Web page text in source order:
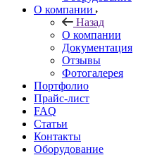
О компании
Назад
О компании
Документация
Отзывы
Фотогалерея
Портфолио
Прайс-лист
FAQ
Статьи
Контакты
Оборудование